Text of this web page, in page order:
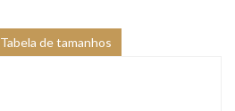
Tabela de tamanhos